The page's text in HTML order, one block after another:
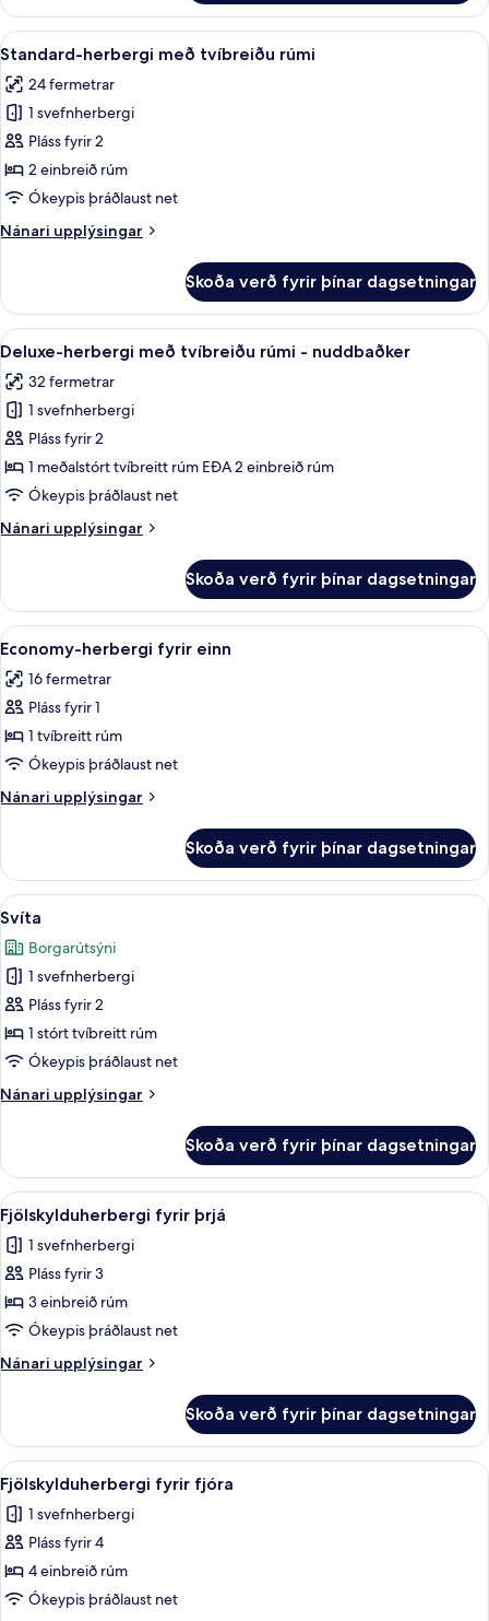
svíta
Skoða
allar
myndir
fyrir
Standard-
herbergi
með
rúmi
Míníbar, öryggishólf í herbergi,
6
Standard-herbergi með tvíbreiðu rúmi
24 fermetrar
1 svefnherbergi
Pláss fyrir 2
2 einbreið rúm
Ókeypis þráðlaust net
Nánari upplýsingar
Nánari
herbergi
með
tvíbreiðu
Skoða verð fyrir þínar dagsetningar
Skoða
allar
myndir
fyrir
Deluxe-
herbergi
með
rúmi
Deluxe-herbergi með tvíbreiðu
8
Deluxe-herbergi með tvíbreiðu rúmi - nuddbaðker
32 fermetrar
1 svefnherbergi
Pláss fyrir 2
1 meðalstórt tvíbreitt rúm EÐA 2 einbreið rúm
Ókeypis þráðlaust net
Nánari upplýsingar
Nánari
herbergi
með
tvíbreiðu
nuddbaðker
Skoða verð fyrir þínar dagsetningar
Skoða
allar
myndir
fyrir
Economy-
herbergi
fyrir
einn
Economy-herbergi fyrir einn |
9
Economy-herbergi fyrir einn
16 fermetrar
Pláss fyrir 1
1 tvíbreitt rúm
Ókeypis þráðlaust net
Nánari upplýsingar
Nánari
herbergi
fyrir
einn
Skoða verð fyrir þínar dagsetningar
Skoða
allar
myndir
fyrir
Svíta
Svíta | Míníbar, öryggishólf í
9
Svíta
Borgarútsýni
1 svefnherbergi
Pláss fyrir 2
1 stórt tvíbreitt rúm
Ókeypis þráðlaust net
Nánari upplýsingar
Nánari
Skoða verð fyrir þínar dagsetningar
Skoða
allar
myndir
fyrir
Fjölskylduherbergi
fyrir
þrjá
Míníbar, öryggishólf í herbergi,
5
Fjölskylduherbergi fyrir þrjá
1 svefnherbergi
Pláss fyrir 3
3 einbreið rúm
Ókeypis þráðlaust net
Nánari upplýsingar
Nánari
fyrir
þrjá
Skoða verð fyrir þínar dagsetningar
Skoða
allar
myndir
fyrir
Fjölskylduherbergi
fyrir
Míníbar, öryggishólf í herbergi,
5
Fjölskylduherbergi fyrir fjóra
1 svefnherbergi
Pláss fyrir 4
4 einbreið rúm
Ókeypis þráðlaust net